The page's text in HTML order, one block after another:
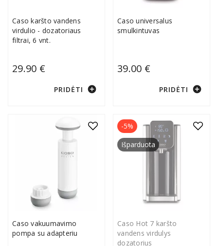
Caso karšto vandens
virdulio - dozatoriaus
filtrai, 6 vnt.
29.90 €
PRIDĖTI add_circle
Caso universalus
smulkintuvas
39.00 €
PRIDĖTI add_circle
Caso vakuumavimo
pompa su adapteriu
Caso Hot 7 karšto
vandens virdulys
dozatorius
-5%
Išparduota